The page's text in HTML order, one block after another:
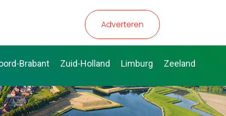
Adverteren
Brabant Zuid-Holland Limburg Zeeland